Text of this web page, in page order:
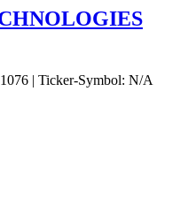
| Ticker-Symbol: N/A